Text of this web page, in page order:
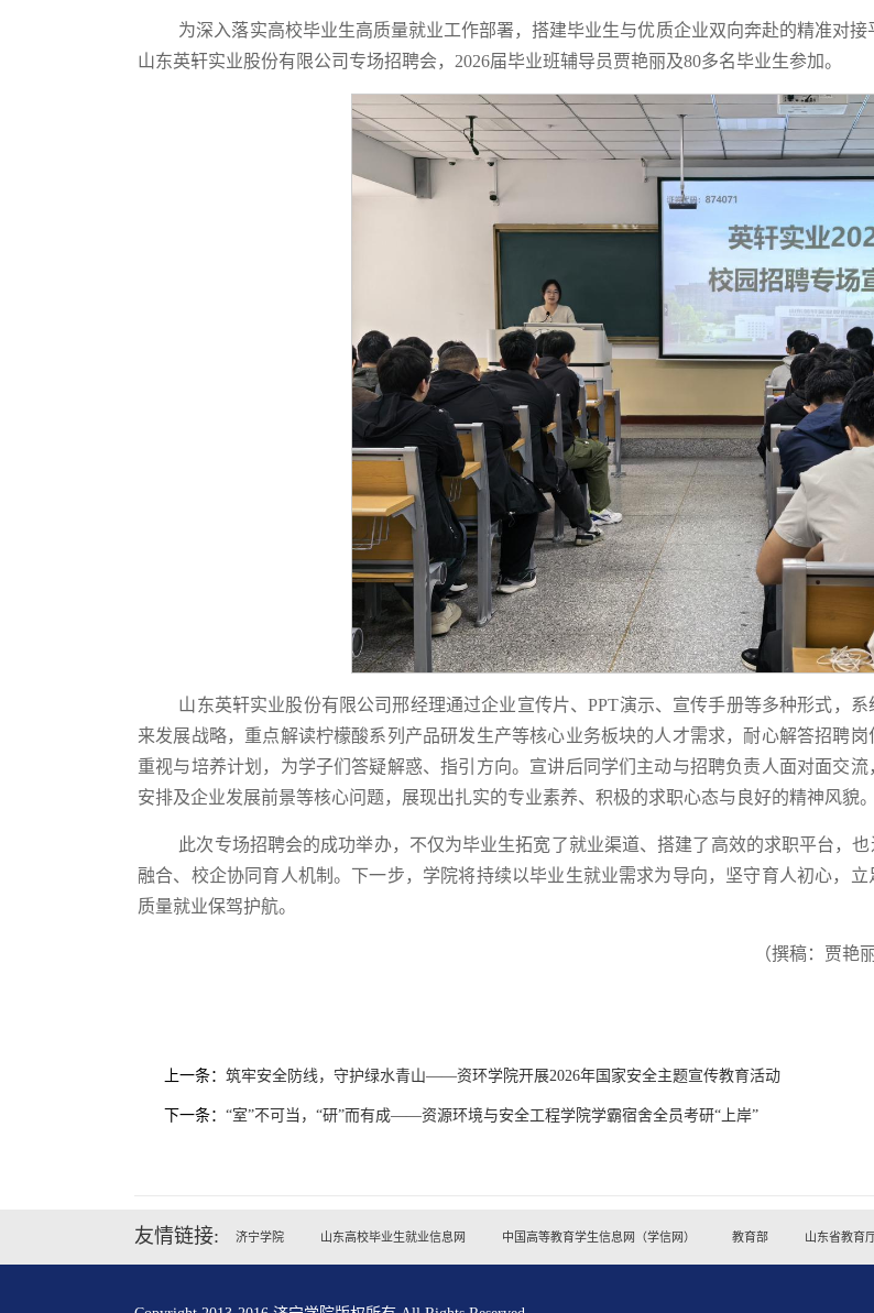
为深入落实高校毕业生高质量就业工作部署，搭建毕业生与优质企业双向奔赴的精准对
山东英轩实业股份有限公司专场招聘会，2026届毕业班辅导员贾艳丽及80多名毕业生参加。
山东英轩实业股份有限公司邢经理通过企业宣传片、PPT演示、宣传手册等多种形式，
来发展战略，重点解读柠檬酸系列产品研发生产等核心业务板块的人才需求，耐心解答招聘
重视与培养计划，为学子们答疑解惑、指引方向。宣讲后同学们主动与招聘负责人面对面交
安排及企业发展前景等核心问题，展现出扎实的专业素养、积极的求职心态与良好的精神风貌。
此次专场招聘会的成功举办，不仅为毕业生拓宽了就业渠道、搭建了高效的求职平台，
融合、校企协同育人机制。下一步，学院将持续以毕业生就业需求为导向，坚守育人初心，
质量就业保驾护航。
（撰稿：贾
上一条： 筑牢安全防线，守护绿水青山——资环学院开展2026年国家安全主题宣传教育活动
下一条： “室”不可当，“研”而有成——资源环境与安全工程学院学霸宿舍全员考研“上岸”
友情链接: 济宁学院 山东高校毕业生就业信息网 中国高等教育学生信息网（学信网） 教育部 山东省教育